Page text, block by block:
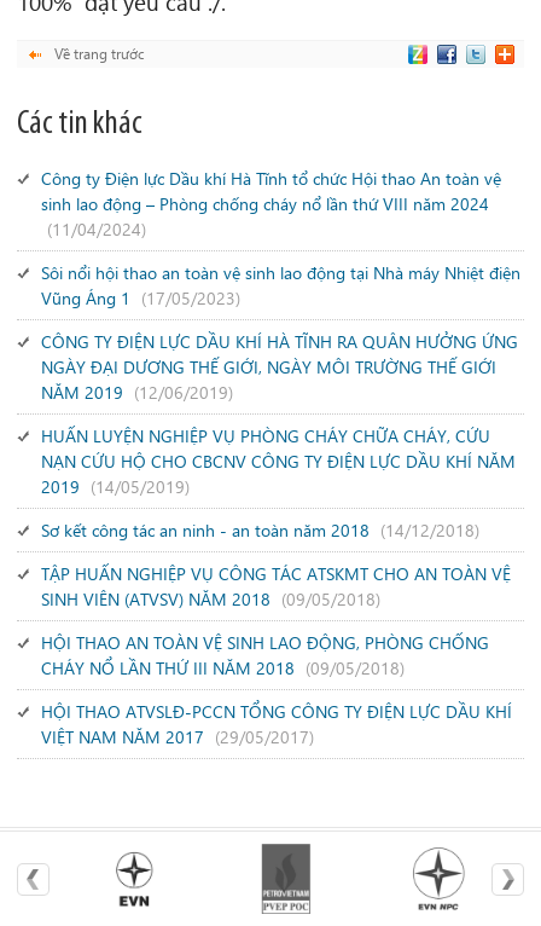
Về trang trước
Các tin khác
Công ty Điện lực Dầu khí Hà Tĩnh tổ chức Hội thao An toàn vệ
sinh lao động – Phòng chống cháy nổ lần thứ VIII năm 2024
(11/04/2024)
Sôi nổi hội thao an toàn vệ sinh lao động tại Nhà máy Nhiệt điện
Vũng Áng 1
(17/05/2023)
CÔNG TY ĐIỆN LỰC DẦU KHÍ HÀ TĨNH RA QUÂN HƯỞNG ỨNG
NGÀY ĐẠI DƯƠNG THẾ GIỚI, NGÀY MÔI TRƯỜNG THẾ GIỚI
NĂM 2019 (12/06/2019)
HUẤN LUYỆN NGHIỆP VỤ PHÒNG CHÁY CHỮA CHÁY, CỨU
NẠN CỨU HỘ CHO CBCNV CÔNG TY ĐIỆN LỰC DẦU KHÍ NĂM
2019 (14/05/2019)
Sơ kết công tác an ninh - an toàn năm 2018 (14/12/2018)
TẬP HUẤN NGHIỆP VỤ CÔNG TÁC ATSKMT CHO AN TOÀN VỆ
SINH VIÊN (ATVSV) NĂM 2018 (09/05/2018)
HỘI THAO AN TOÀN VỆ SINH LAO ĐỘNG, PHÒNG CHỐNG
CHÁY NỔ LẦN THỨ III NĂM 2018 (09/05/2018)
HỘI THAO ATVSLĐ-PCCN TỔNG CÔNG TY ĐIỆN LỰC DẦU KHÍ
VIỆT NAM NĂM 2017 (29/05/2017)